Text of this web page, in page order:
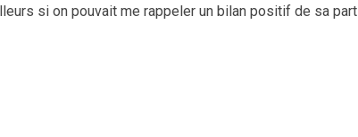
si on pouvait me rappeler un bilan positif de sa part
proposent pour sauver la France. J'en ris mais ça